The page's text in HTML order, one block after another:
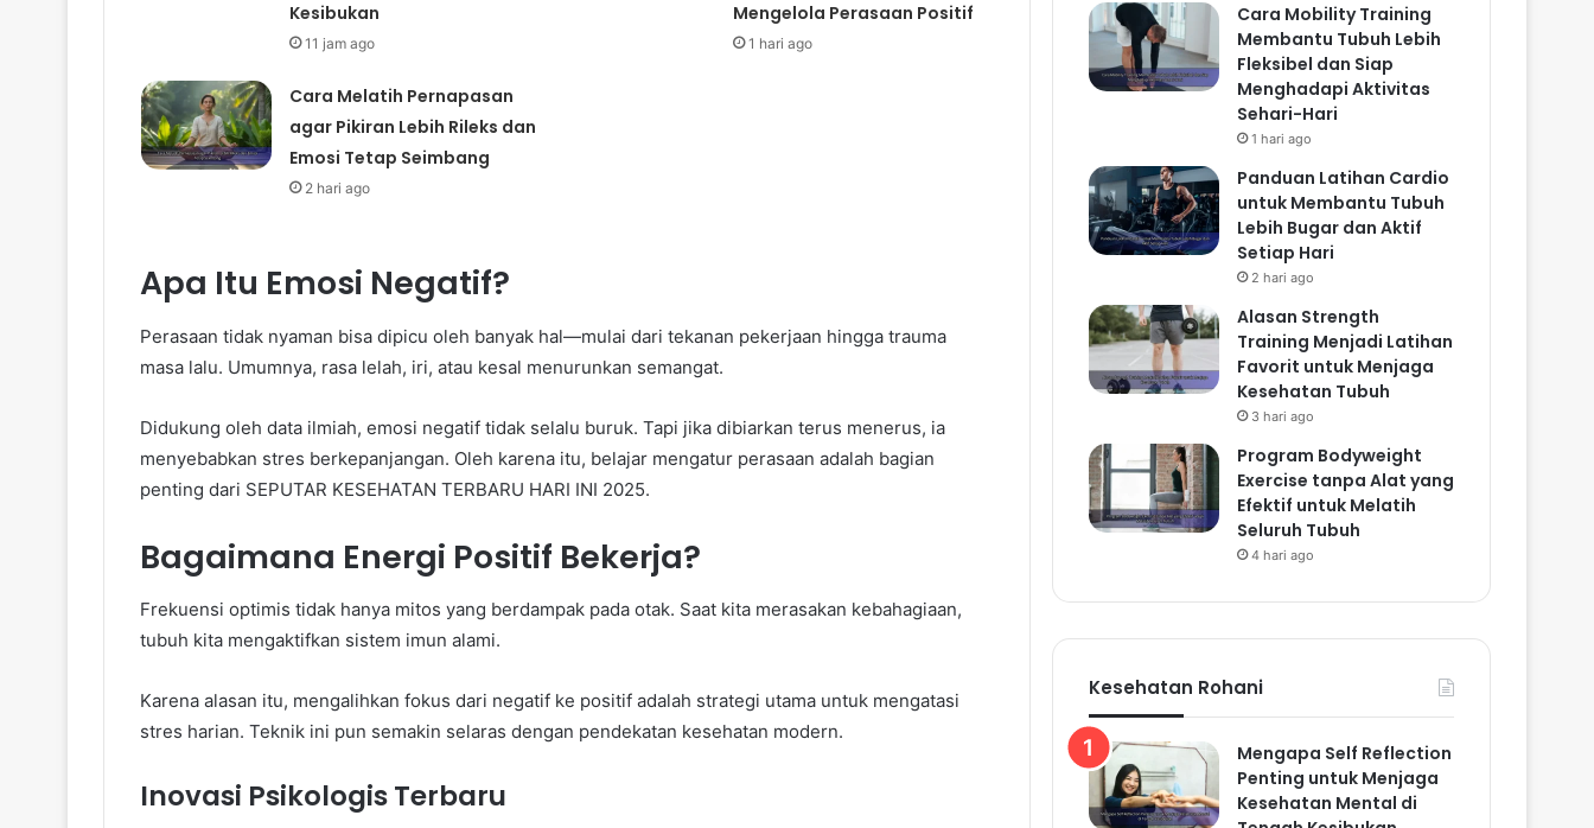
Kesibukan
11 jam ago
Mengelola Perasaan Positif
1 hari ago
Cara Melatih Pernapasan
agar Pikiran Lebih Rileks dan
Emosi Tetap Seimbang
2 hari ago
Apa Itu Emosi Negatif?
Perasaan tidak nyaman bisa dipicu oleh banyak hal—mulai dari tekanan pekerjaan hingga trauma
masa lalu. Umumnya, rasa lelah, iri, atau kesal menurunkan semangat.
Didukung oleh data ilmiah, emosi negatif tidak selalu buruk. Tapi jika dibiarkan terus menerus, ia
menyebabkan stres berkepanjangan. Oleh karena itu, belajar mengatur perasaan adalah bagian
penting dari SEPUTAR KESEHATAN TERBARU HARI INI 2025.
Bagaimana Energi Positif Bekerja?
Frekuensi optimis tidak hanya mitos yang berdampak pada otak. Saat kita merasakan kebahagiaan,
tubuh kita mengaktifkan sistem imun alami.
Karena alasan itu, mengalihkan fokus dari negatif ke positif adalah strategi utama untuk mengatasi
stres harian. Teknik ini pun semakin selaras dengan pendekatan kesehatan modern.
Inovasi Psikologis Terbaru
Cara Mobility Training
Membantu Tubuh Lebih
Fleksibel dan Siap
Menghadapi Aktivitas
Sehari-Hari
1 hari ago
Panduan Latihan Cardio
untuk Membantu Tubuh
Lebih Bugar dan Aktif
Setiap Hari
2 hari ago
Alasan Strength
Training Menjadi Latihan
Favorit untuk Menjaga
Kesehatan Tubuh
3 hari ago
Program Bodyweight
Exercise tanpa Alat yang
Efektif untuk Melatih
Seluruh Tubuh
4 hari ago
Kesehatan Rohani
Mengapa Self Reflection
Penting untuk Menjaga
Kesehatan Mental di